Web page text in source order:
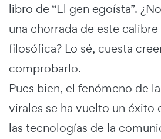
libro de “El gen egoísta”.
una chorrada de este
filosófica? Lo sé, cuesta
comprobarlo.
Pues bien, el fenómeno de
virales se ha vuelto un éxito
las tecnologías de la